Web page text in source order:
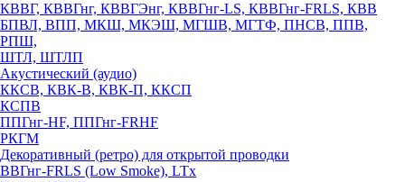
КВВГ, КВВГнг, КВВГЭнг, КВВГнг-LS, КВВГнг-FRLS, КВВ
БПВЛ, ВПП, МКШ, МКЭШ, МГШВ, МГТФ, ПНСВ, ППВ,
РПШ,
ШТЛ, ШТЛП
Акустический (аудио)
ККСВ, КВК-В, КВК-П, ККСП
КСПВ
ППГнг-HF, ППГнг-FRHF
РКГМ
Декоративный (ретро) для открытой проводки
ВВГнг-FRLS (Low Smoke), LTx